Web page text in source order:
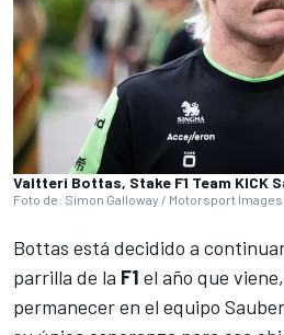
Valtteri Bottas, Stake F1 Team KICK
Foto de: Simon Galloway / Motorsport Images
Bottas está decidido a
parrilla de la F1 el año que
permanecer en el equipo